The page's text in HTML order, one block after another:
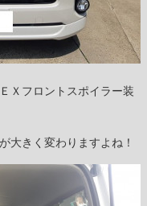
Ｘフロントスポイラー装
大きく変わりますよね！